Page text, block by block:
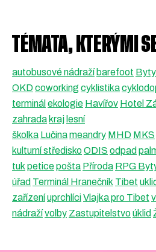
TÉMATA, KTERÝMI
autobusové nádraží barefoot Byty
OKDcoworking cyklistika
terminál ekologie Havířov Hotel
zahrada kraj lesní
školka Lučinameandry MHD MKS
kulturní střediskoODIS odpad
tukpeticepošta Příroda RPG
úřad Terminál Hranečník Tibet
zařízeníuprchlíciVlajka pro Tibet
nádražívolby Zastupitelstvoúklid